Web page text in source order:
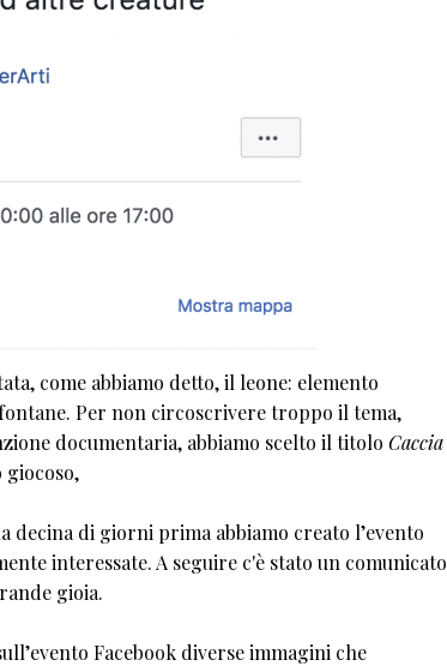
come abbiamo detto, il leone: elemento
Per non circoscrivere troppo il tema,
documentaria, abbiamo scelto il titolo Caccia
giocoso,
decina di giorni prima abbiamo creato l’evento
interessate. A seguire c'è stato un comunicato
gioia.
Facebook diverse immagini che